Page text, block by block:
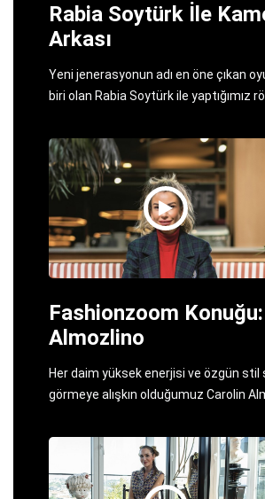
Rabia Soytürk İle
Arkası
Yeni jenerasyonun adı en öne çıkan
biri olan Rabia Soytürk ile yaptığımız
Fashionzoom
Almozlino
Her daim yüksek enerjisi ve özgün stil seçimleriyle
görmeye alışkın olduğumuz Carolin Almozlino ile